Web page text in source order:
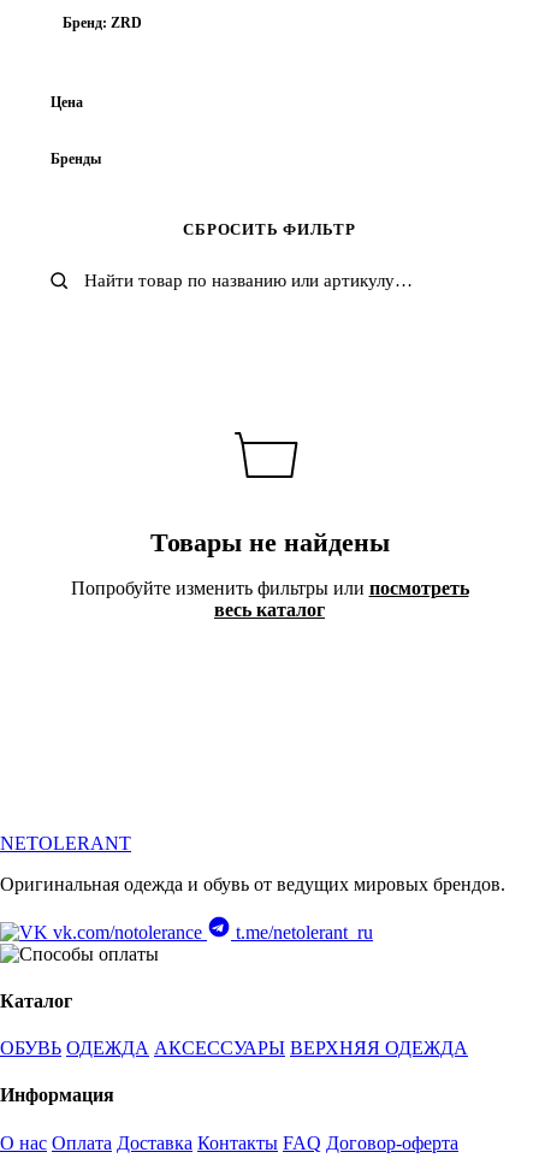
АКСЕССУАРЫ
Бренд: ZRD
Цена
Бренды
LONSDALE MADEN
Quiksilver
СБРОСИТЬ ФИЛЬТР
Товары не найдены
Попробуйте изменить фильтры или посмотреть
весь каталог
NETOLERANT
Оригинальная одежда и обувь от ведущих мировых брендов.
vk.com/notolerance t.me/netolerant_ru
Каталог
ОБУВЬ ОДЕЖДА АКСЕССУАРЫ ВЕРХНЯЯ ОДЕЖДА
Информация
О нас Оплата Доставка Контакты FAQ Договор-оферта